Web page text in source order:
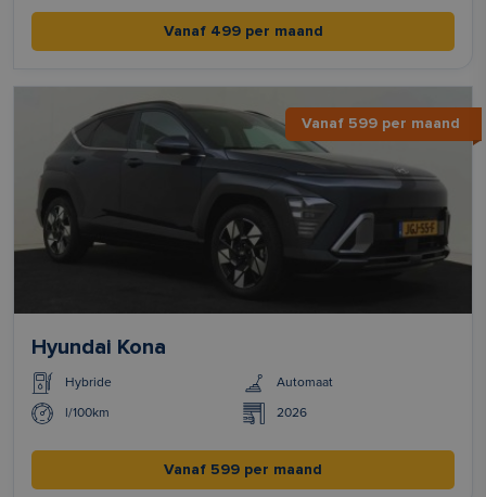
Vanaf 499 per maand
Vanaf 599 per maand
Hyundai Kona
Hybride Automaat
l/100km 2026
Vanaf 599 per maand